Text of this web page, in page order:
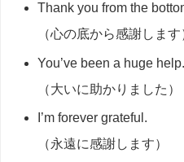
Thank you from the
（心の底から感謝します
You’ve been a huge help.
（大いに助かりました）
I’m forever grateful.
（永遠に感謝します）